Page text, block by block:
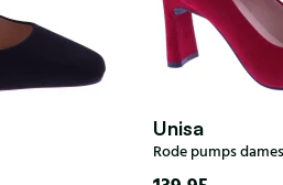
Unisa
Rode pumps dames